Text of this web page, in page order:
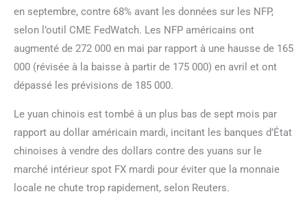
en septembre, contre 68% avant les données sur les NFP,
selon l’outil CME FedWatch. Les NFP américains ont
augmenté de 272 000 en mai par rapport à une hausse de 165
000 (révisée à la baisse à partir de 175 000) en avril et ont
dépassé les prévisions de 185 000.
Le yuan chinois est tombé à un plus bas de sept mois par
rapport au dollar américain mardi, incitant les banques d’État
chinoises à vendre des dollars contre des yuans sur le
marché intérieur spot FX mardi pour éviter que la monnaie
locale ne chute trop rapidement, selon Reuters.